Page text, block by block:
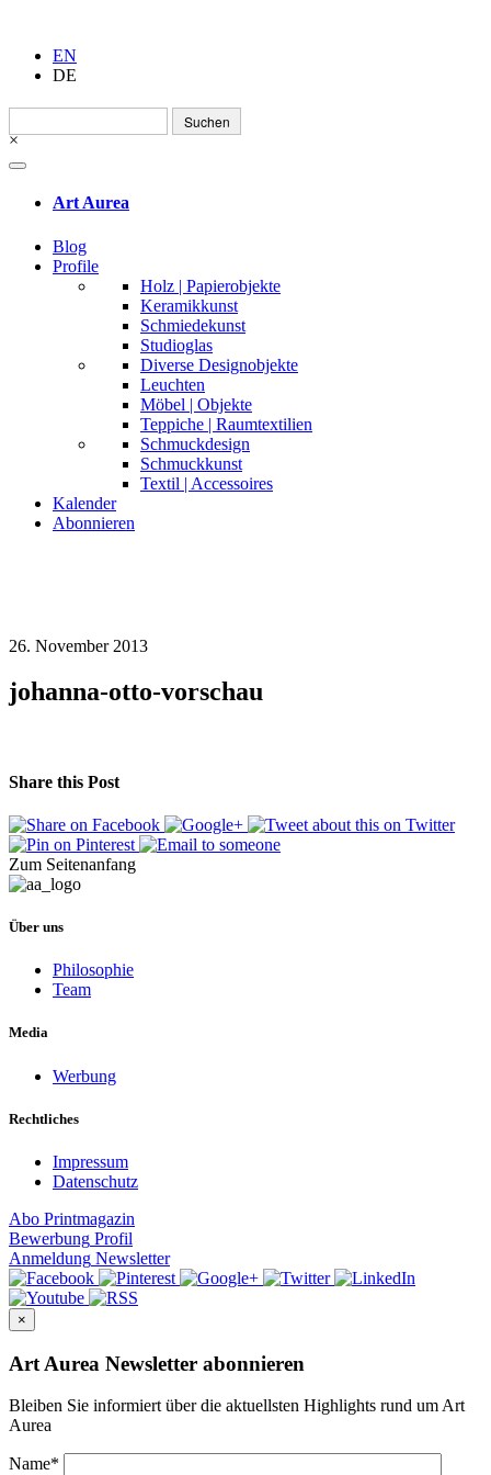
EN
DE
Suchen
nach:
×
Art Aurea
Blog
Profile
Holz | Papierobjekte
Keramikkunst
Schmiedekunst
Studioglas
Diverse Designobjekte
Leuchten
Möbel | Objekte
Teppiche | Raumtextilien
Schmuckdesign
Schmuckkunst
Textil | Accessoires
Kalender
Abonnieren
26. November 2013
johanna-otto-vorschau
Share this Post
Zum Seitenanfang
Über uns
Philosophie
Team
Media
Werbung
Rechtliches
Impressum
Datenschutz
Abo Printmagazin
Bewerbung Profil
Anmeldung Newsletter
×
Art Aurea Newsletter abonnieren
Bleiben Sie informiert über die aktuellsten Highlights rund um Art
Aurea
Name*